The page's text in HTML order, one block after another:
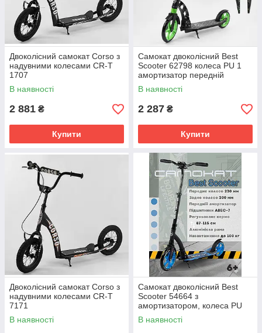
Двоколісний самокат Corso з
надувними колесами CR-T
1707
В наявності
2 881 ₴
Купити
Самокат двоколісний Best
Scooter 62798 колеса PU 1
амортизатор передній
Чорно-зелений
В наявності
2 287 ₴
Купити
Двоколісний самокат Corso з
надувними колесами CR-T
7171
В наявності
Самокат двоколісний Best
Scooter 54664 з
амортизатором, колеса PU
230/200 мм, підшипники
ABEC-7, алюмінієва рама,
В наявності